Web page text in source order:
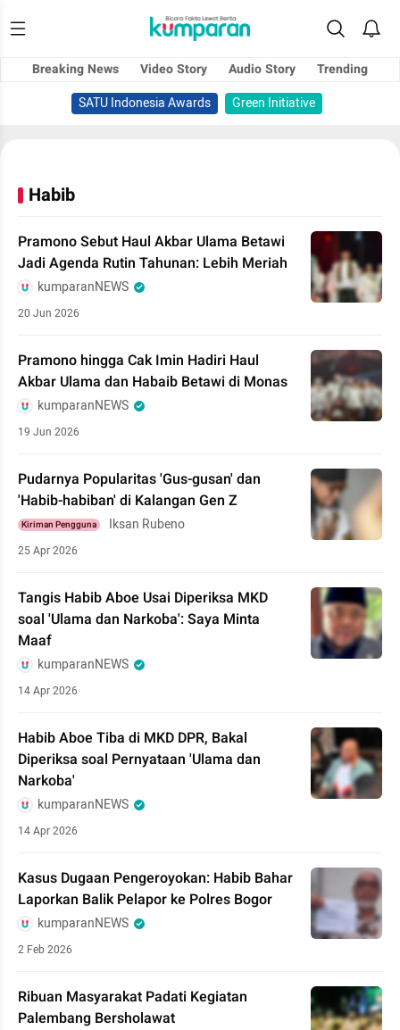
Breaking News Video Story Audio Story
Trending
SATU Indonesia Awards
Green Initiative
Habib
Pramono Sebut Haul Akbar Ulama Betawi
Jadi Agenda Rutin Tahunan: Lebih Meriah
kumparanNEWS
20 Jun 2026
Pramono hingga Cak Imin Hadiri Haul
Akbar Ulama dan Habaib Betawi di Monas
kumparanNEWS
19 Jun 2026
Pudarnya Popularitas 'Gus-gusan' dan
'Habib-habiban' di Kalangan Gen Z
Kiriman Pengguna Iksan Rubeno
25 Apr 2026
Tangis Habib Aboe Usai Diperiksa MKD
soal 'Ulama dan Narkoba': Saya Minta
Maaf
kumparanNEWS
14 Apr 2026
Habib Aboe Tiba di MKD DPR, Bakal
Diperiksa soal Pernyataan 'Ulama dan
Narkoba'
kumparanNEWS
14 Apr 2026
Kasus Dugaan Pengeroyokan: Habib Bahar
Laporkan Balik Pelapor ke Polres Bogor
kumparanNEWS
2 Feb 2026
Ribuan Masyarakat Padati Kegiatan
Palembang Bersholawat